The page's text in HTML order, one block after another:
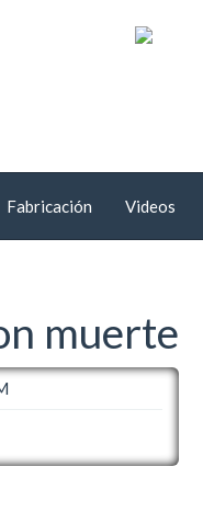
Fabricación Videos
muerte